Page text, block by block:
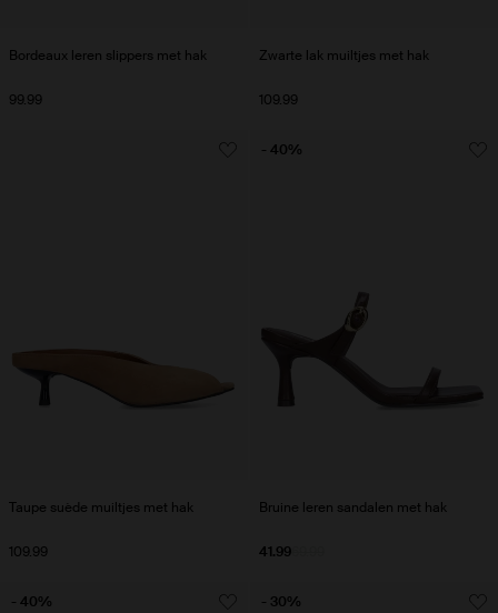
Bordeaux leren slippers met hak
99.99
Zwarte lak muiltjes met hak
109.99
Taupe suède muiltjes met hak
109.99
Bruine leren sandalen met hak
41.99
- 40%
- 40% - 30%